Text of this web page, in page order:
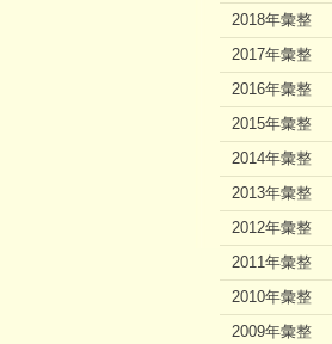
2018年彙整
2017年彙整
2016年彙整
2015年彙整
2014年彙整
2013年彙整
2012年彙整
2011年彙整
2010年彙整
2009年彙整